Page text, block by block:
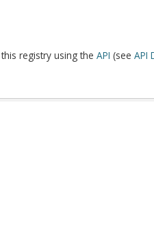
registry using the API (see API